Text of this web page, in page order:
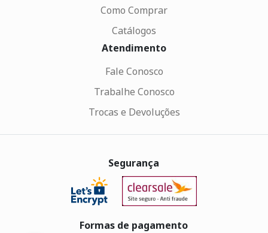
Como Comprar
Catálogos
Atendimento
Fale Conosco
Trabalhe Conosco
Trocas e Devoluções
Segurança
Formas de pagamento